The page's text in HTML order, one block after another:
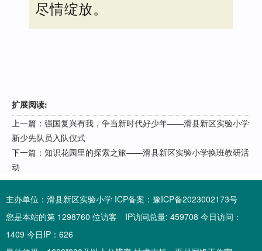
尽情绽放。
扩展阅读:
上一篇： 强国复兴有我，争当新时代好少年——滑县新区实验小学
新少先队员入队仪式
下一篇： 知识花园里的探索之旅——滑县新区实验小学换班教研活
动
主办单位：滑县新区实验小学 ICP备案： 豫ICP备2023002173号
您是本站的第 1298760 位访客 IP访问总量: 459708 今日访问：
1409 今日IP：626